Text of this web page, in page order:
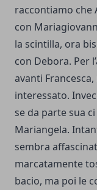
raccontiamo che
con
la scintilla, ora
con Debora. Per
avanti
interessato.
se da parte sua
Mariangela.
sembra
marcatamente
bacio, ma poi le